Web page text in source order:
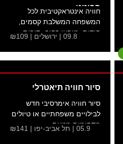
הבוטני
חוויה אינטראקטיבית לכל
המשפחה המשלבת קסמים,
חידות, מופעי רחוב, תיבות...
09.8 | ירושלים | ₪109
סיור חוויה תיאטרלי
סיור חוויה אימרסיבי חדש
לבילויים משפחתיים או טיולים
מדהימים מטעם...
05.9 | תל אביב-יפו | ₪141